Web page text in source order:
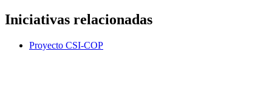
Iniciativas relacionadas
Proyecto CSI-COP